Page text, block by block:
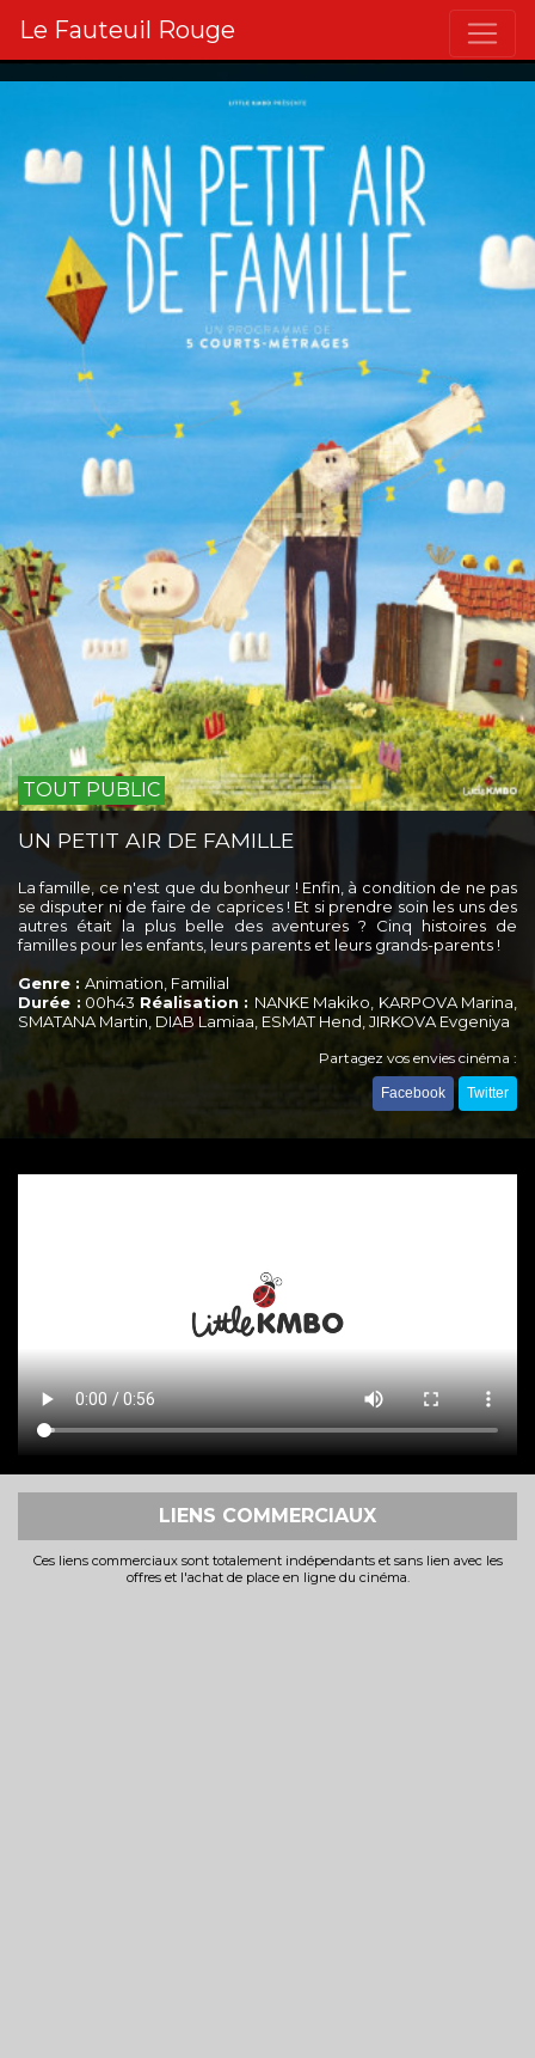
Le Fauteuil Rouge
TOUT PUBLIC
UN PETIT AIR DE FAMILLE
La famille, ce n'est que du bonheur ! Enfin, à condition de ne pas
se disputer ni de faire de caprices ! Et si prendre soin les uns des
autres était la plus belle des aventures ? Cinq histoires de
familles pour les enfants, leurs parents et leurs grands-parents !
Genre : Animation, Familial
Durée : 00h43 Réalisation : NANKE Makiko, KARPOVA Marina,
SMATANA Martin, DIAB Lamiaa, ESMAT Hend, JIRKOVA Evgeniya
Partagez vos envies cinéma :
Facebook Twitter
LIENS COMMERCIAUX
Ces liens commerciaux sont totalement indépendants et sans lien avec les
offres et l'achat de place en ligne du cinéma.